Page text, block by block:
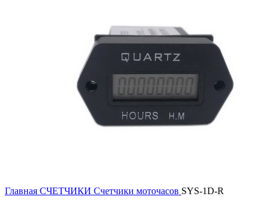
Главная СЧЕТЧИКИ Счетчики моточасов SYS-1D-R